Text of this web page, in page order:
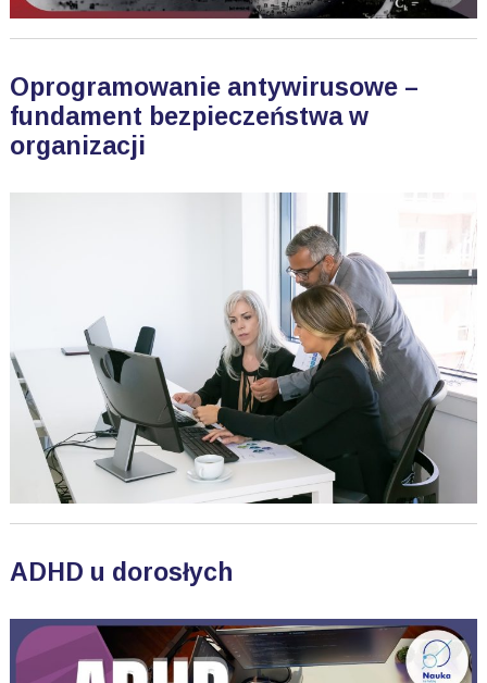
Oprogramowanie antywirusowe –
fundament bezpieczeństwa w
organizacji
ADHD u dorosłych